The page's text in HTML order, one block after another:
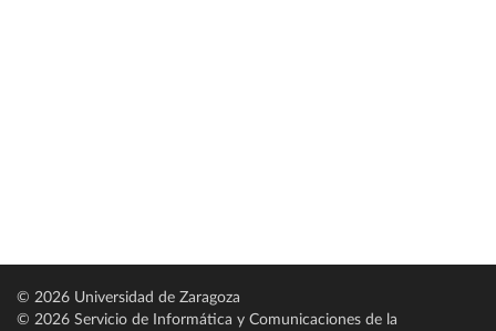
© 2026 Universidad de Zaragoza
© 2026 Servicio de Informática y Comunicaciones de la